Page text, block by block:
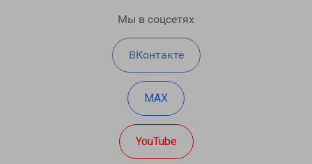
Мы в соцсетях
ВКонтакте
MAX
YouTube